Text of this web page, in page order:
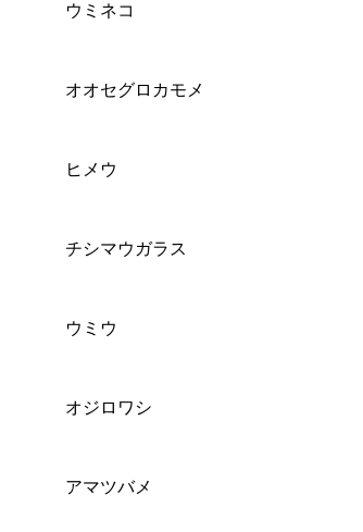
ウミネコ
オオセグロカモメ
ヒメウ
チシマウガラス
ウミウ
オジロワシ
アマツバメ